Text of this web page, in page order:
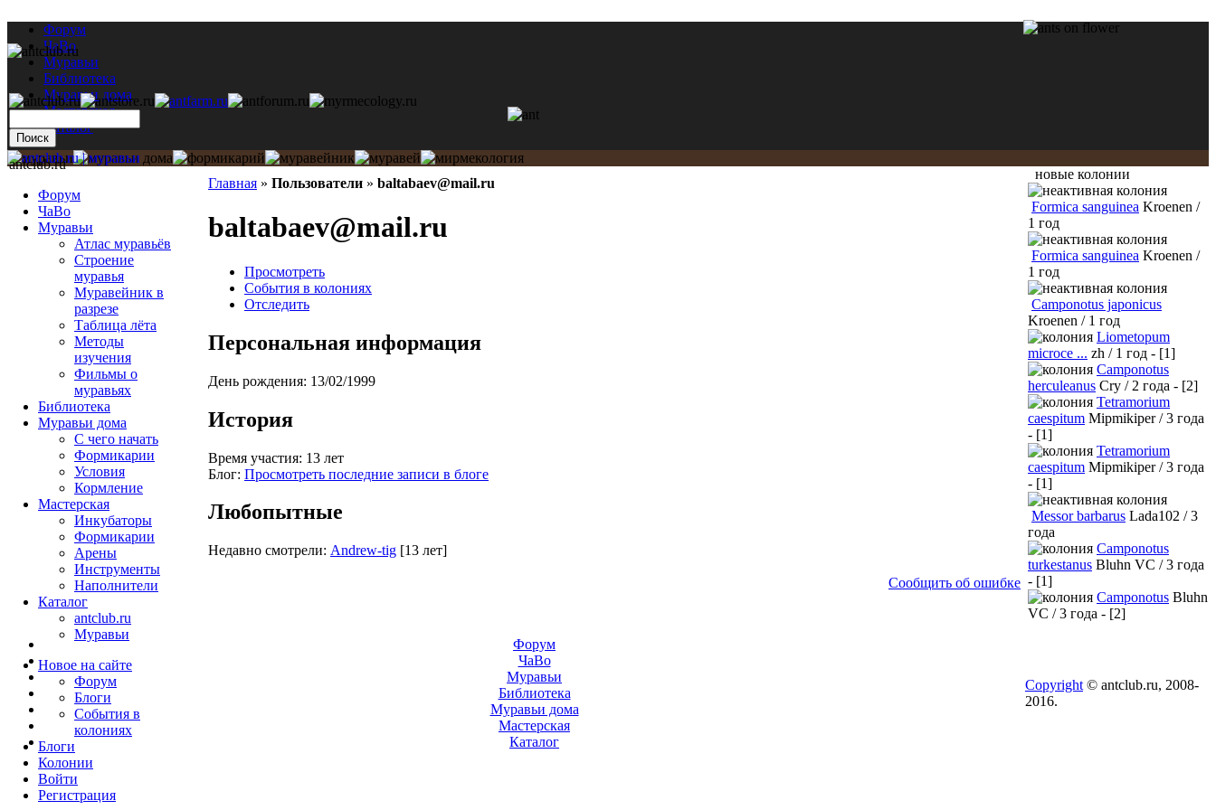
Форум
ЧаВо
Муравьи
Библиотека
Муравьи дома
Мастерская
Каталог
Главная » Пользователи » baltabaev@mail.ru
baltabaev@mail.ru
Просмотреть
События в колониях
Отследить
Персональная информация
День рождения: 13/02/1999
История
Время участия: 13 лет
Блог: Просмотреть последние записи в блоге
Любопытные
Недавно смотрели: Andrew-tig [13 лет]
Сообщить об ошибке
antclub.ru
Форум
ЧаВо
Муравьи
Атлас муравьёв
Строение
муравья
Муравейник в
разрезе
Таблица лёта
Методы
изучения
Фильмы о
муравьях
Библиотека
Муравьи дома
С чего начать
Формикарии
Условия
Кормление
Мастерская
Инкубаторы
Формикарии
Арены
Инструменты
Наполнители
Каталог
antclub.ru
Муравьи
Новое на сайте
Форум
Блоги
События в
колониях
Блоги
Колонии
Войти
Peгиcтpaция
новые колонии
Formica sanguinea Kroenen /
1 год
Formica sanguinea Kroenen /
1 год
Camponotus japonicus
Kroenen / 1 год
Liometopum
microce ... zh / 1 год - [1]
Camponotus
herculeanus Cry / 2 года - [2]
Tetramorium
caespitum Mipmikiper / 3 года
- [1]
Tetramorium
caespitum Mipmikiper / 3 года
- [1]
Messor barbarus Lada102 / 3
года
Camponotus
turkestanus Bluhn VC / 3 года
- [1]
Camponotus Bluhn
VC / 3 года - [2]
Форум
ЧаВо
Муравьи
Библиотека
Муравьи дома
Мастерская
Каталог
Copyright © antclub.ru, 2008-
2016.